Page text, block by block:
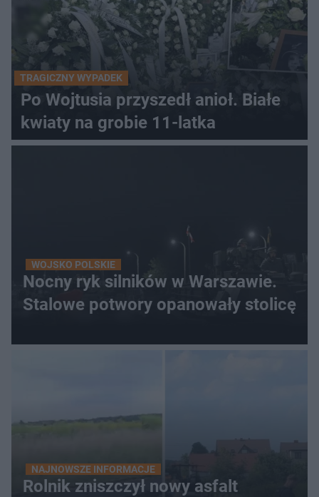
TRAGICZNY WYPADEK
Po Wojtusia przyszedł anioł. Białe
kwiaty na grobie 11-latka
WOJSKO POLSKIE
Nocny ryk silników w Warszawie.
Stalowe potwory opanowały stolicę
NAJNOWSZE INFORMACJE
Rolnik zniszczył nowy asfalt